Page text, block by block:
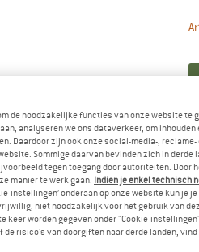
de noodzakelijke functies van onze website te
analyseren we ons dataverkeer, om inhouden
Daardoor zijn ook onze social-media-, reclame-
Sommige daarvan bevinden zich in derde
tegen toegang door autoriteiten. Door
manier te werk gaan. Indien je enkel technisch
instellingen’ onderaan op onze website kun je
niet noodzakelijk voor het gebruik van
keer worden gegeven onder "Cookie-
risico's van doorgiften naar derde landen, vind